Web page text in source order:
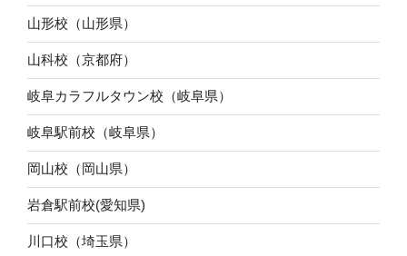
山形校（山形県）
山科校（京都府）
岐阜カラフルタウン校（岐阜県）
岐阜駅前校（岐阜県）
岡山校（岡山県）
岩倉駅前校(愛知県)
川口校（埼玉県）